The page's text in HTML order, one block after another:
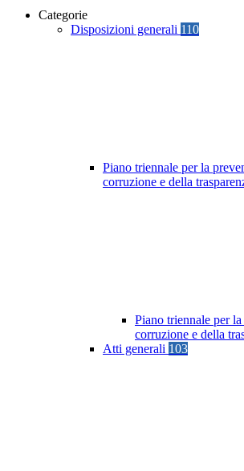
Categorie
Disposizioni generali 110
Piano triennale per la
corruzione e della
Piano triennale per
corruzione e della
Atti generali 103